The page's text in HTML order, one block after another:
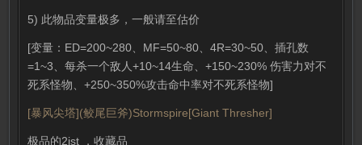
5) 此物品变量极多，一般请至估价
[变量：ED=200~280、MF=50~80、4R=30~50、插孔数
=1~3、每杀一个敌人+10~14生命、+150~230% 伤害力对不
死系怪物、+250~350%攻击命中率对不死系怪物]
[暴风尖塔](鲛尾巨斧)Stormspire[Giant Thresher]
极品的2ist ，收藏品